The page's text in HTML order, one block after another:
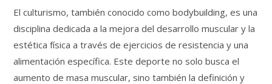
El culturismo, también conocido como bodybuilding, es una
disciplina dedicada a la mejora del desarrollo muscular y la
estética física a través de ejercicios de resistencia y una
alimentación específica. Este deporte no solo busca el
aumento de masa muscular, sino también la definición y